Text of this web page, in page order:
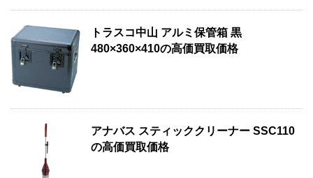
トラスコ中山 アルミ保管箱 黒
480×360×410の高価買取価格
アナバス スティッククリーナー SSC110
の高価買取価格